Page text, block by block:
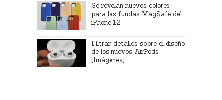
Se revelan nuevos colores
para las fundas MagSafe del
iPhone 12
Filtran detalles sobre el diseño
de los nuevos AirPods
[Imágenes]